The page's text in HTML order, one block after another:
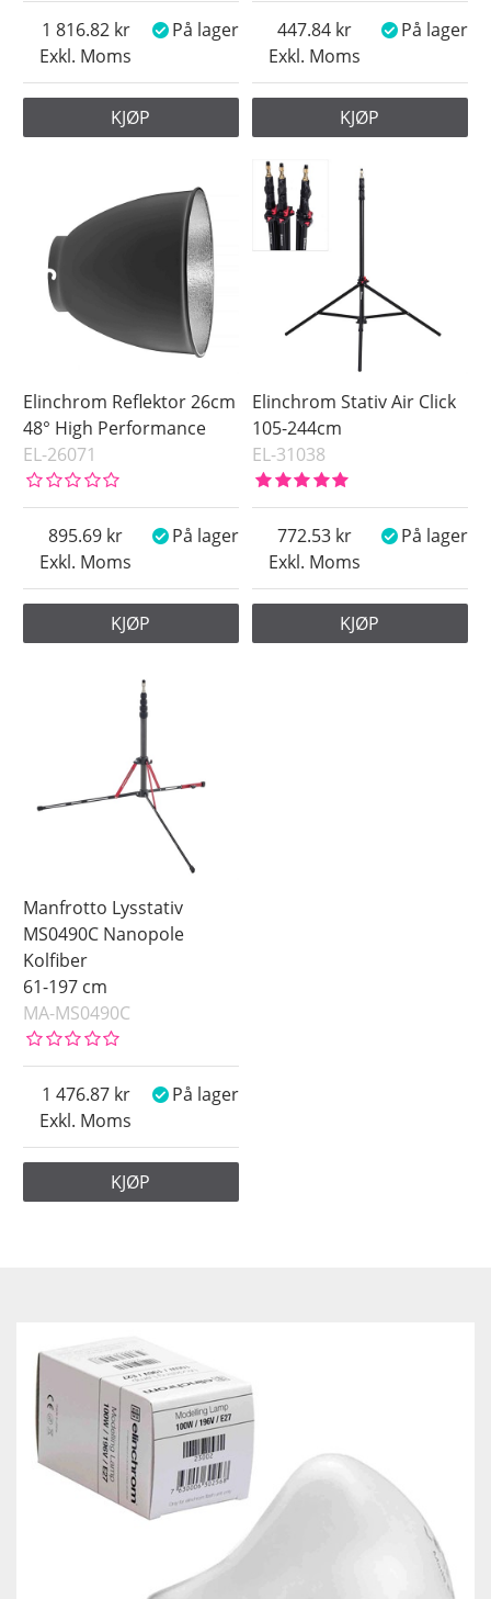
Exkl. Moms
1 816.82 På lager
KJØP
Exkl. Moms
447.84 På lager
KJØP
Elinchrom Reflektor 26cm
48° High Performance
EL-26071
Exkl. Moms
895.69 På lager
KJØP
Elinchrom Stativ Air Click
105-244cm
EL-31038
Exkl. Moms
772.53 På lager
KJØP
Manfrotto Lysstativ
MS0490C Nanopole
Kolfiber
61-197 cm
MA-MS0490C
Exkl. Moms
1 476.87 På lager
KJØP